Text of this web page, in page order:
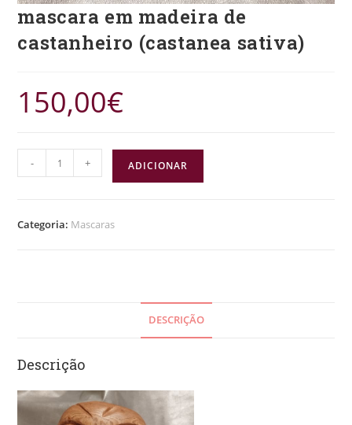
mascara em madeira de
castanheiro (castanea sativa)
150,00€
- + ADICIONAR
Categoria: Mascaras
DESCRIÇÃO
Descrição